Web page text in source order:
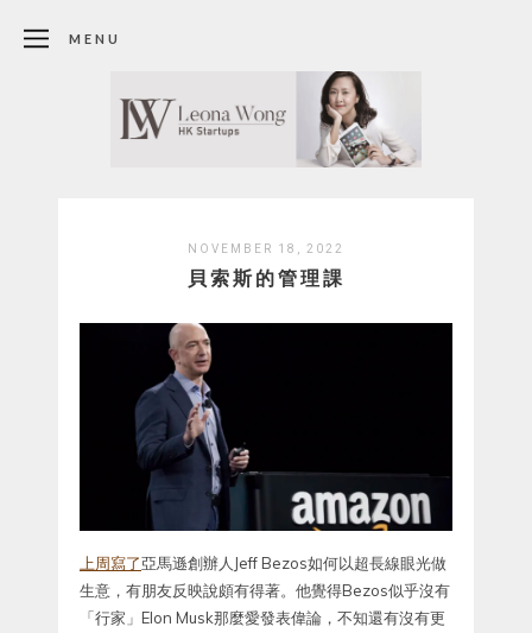
MENU
NOVEMBER 18, 2022
貝索斯的管理課
上周寫了亞馬遜創辦人Jeff Bezos如何以超長線眼光做
生意，有朋友反映說頗有得著。他覺得Bezos似乎沒有
「行家」Elon Musk那麼愛發表偉論，不知還有沒有更